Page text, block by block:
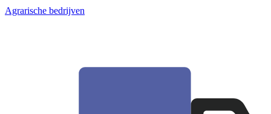
Agrarische bedrijven